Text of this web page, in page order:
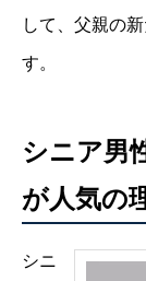
して、父親の
す。
シニア男
が人気の
シニ